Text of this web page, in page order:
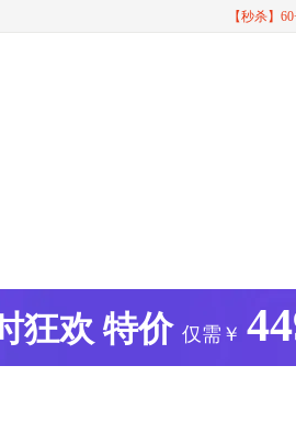
【秒杀】
狂欢 特价 仅需￥